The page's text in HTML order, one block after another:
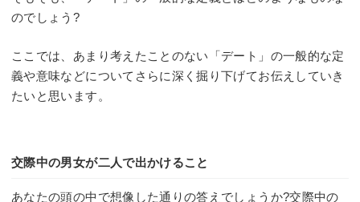
のでしょう?
ここでは、あまり考えたことのない「デート」の一般的な定
義や意味などについてさらに深く掘り下げてお伝えしていき
たいと思います。
交際中の男女が二人で出かけること
あなたの頭の中で想像した通りの答えでしょうか?交際中の